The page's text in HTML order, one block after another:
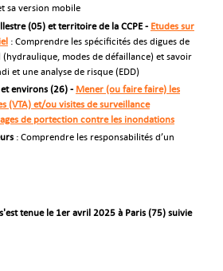
sa version mobile
(05) et territoire de la CCPE - Etudes sur
: Comprendre les spécificités des digues de
modes de défaillance) et savoir
et une analyse de risque (EDD)
environs (26) - Mener (ou faire faire) les
(VTA) et/ou visites de surveillance
de portection contre les inondations
: Comprendre les responsabilités d’un
tenue le1er avril 2025 à Paris (75) suivie